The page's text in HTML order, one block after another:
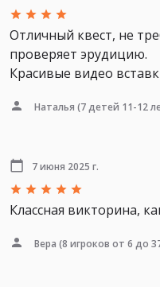
Отличный квест, не
проверяет эрудицию.
Красивые видео
Наталья (7 детей 11-12
7 июня 2025 г.
Классная викторина,
Вера (8 игроков от 6 до